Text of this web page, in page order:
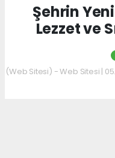
Şehrin
Lezzet ve
(Web Sitesi) - Web Sitesi |